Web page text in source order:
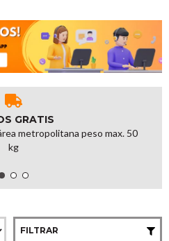
GRATIS
metropolitana peso max. 50
kg
FILTRAR